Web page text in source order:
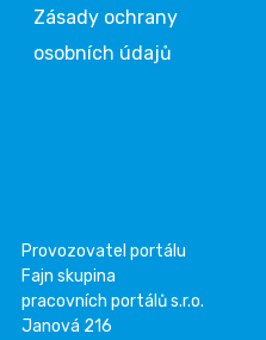
Zásady ochrany
osobních údajů
Provozovatel portálu
Fajn skupina
pracovních portálů s.r.o.
Janová 216